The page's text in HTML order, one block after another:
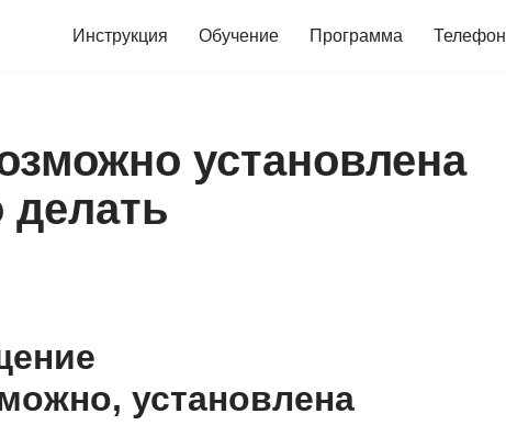
Инструкция Обучение Программа Телефон
установлена
делать
установлена